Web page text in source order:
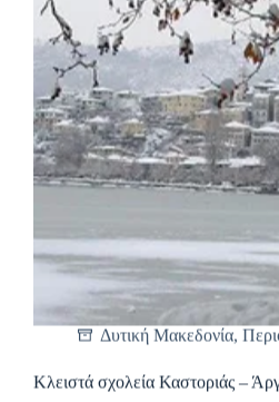
Δυτική Μακεδονία,
Κλειστά σχολεία Καστοριάς –